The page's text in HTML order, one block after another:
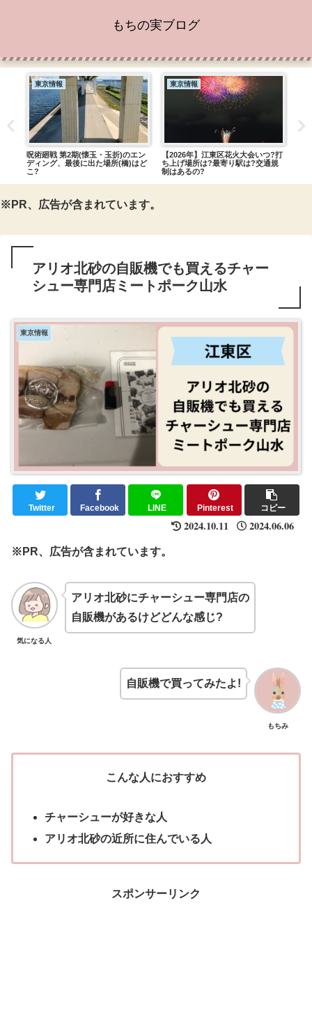
もちの実ブログ
東京情報
呪術廻戦 第2期(懐玉・玉折)のエン
ディング、最後に出た場所(橋)はど
こ?
東京情報
【2026年】江東区花火大会いつ?打
ち上げ場所は?最寄り駅は?交通規
制はあるの?
※PR、広告が含まれています。
アリオ北砂の自販機でも買えるチャー
シュー専門店ミートポーク山水
東京情報
Twitter Facebook LINE Pinterest コピー
2024.10.11 2024.06.06
※PR、広告が含まれています。
気になる人
アリオ北砂にチャーシュー専門店の
自販機があるけどどんな感じ?
もちみ
自販機で買ってみたよ!
こんな人におすすめ
チャーシューが好きな人
アリオ北砂の近所に住んでいる人
スポンサーリンク